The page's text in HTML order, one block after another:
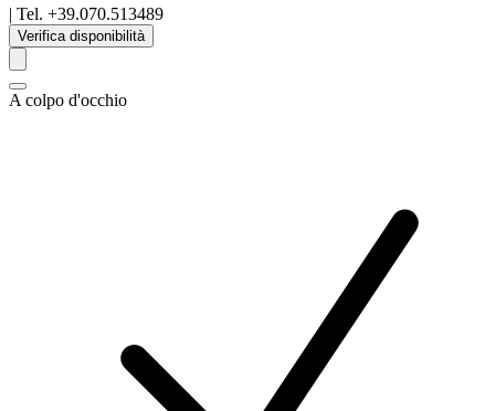
| Tel. +39.070.513489
Verifica disponibilità
A colpo d'occhio